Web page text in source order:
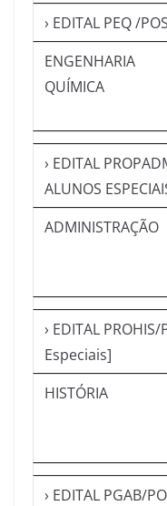
› EDITAL PEQ /
ENGENHARIA
QUÍMICA
› EDITAL
ALUNOS
ADMINISTRAÇÃO
› EDITAL
Especiais]
HISTÓRIA
› EDITAL PGAB/